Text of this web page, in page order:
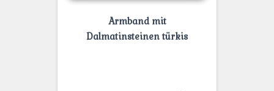
Armband mit
Dalmatinsteinen türkis